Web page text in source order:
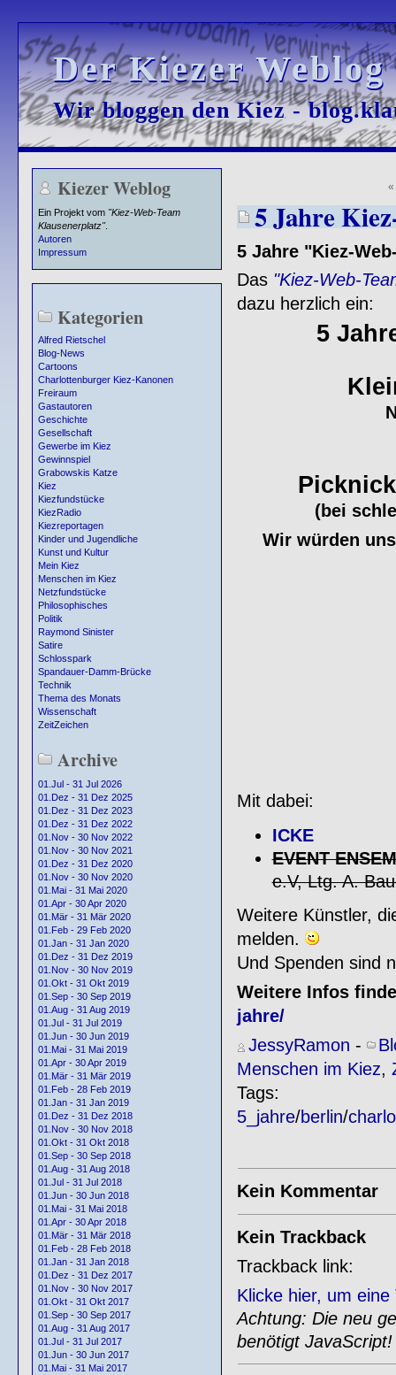
Der Kiezer
Der Kiezer
Wir bloggen den Kiez -
Wir bloggen den Kiez -
Kiezer Weblog
Ein Projekt vom "Kiez-Web-Team
Klausenerplatz".
Autoren
Impressum
Kategorien
Alfred Rietschel
Blog-News
Cartoons
Charlottenburger Kiez-Kanonen
Freiraum
Gastautoren
Geschichte
Gesellschaft
Gewerbe im Kiez
Gewinnspiel
Grabowskis Katze
Kiez
Kiezfundstücke
KiezRadio
Kiezreportagen
Kinder und Jugendliche
Kunst und Kultur
Mein Kiez
Menschen im Kiez
Netzfundstücke
Philosophisches
Politik
Raymond Sinister
Satire
Schlosspark
Spandauer-Damm-Brücke
Technik
Thema des Monats
Wissenschaft
ZeitZeichen
Archive
01.Jul - 31 Jul 2026
01.Dez - 31 Dez 2025
01.Dez - 31 Dez 2023
01.Dez - 31 Dez 2022
01.Nov - 30 Nov 2022
01.Nov - 30 Nov 2021
01.Dez - 31 Dez 2020
01.Nov - 30 Nov 2020
01.Mai - 31 Mai 2020
01.Apr - 30 Apr 2020
01.Mär - 31 Mär 2020
01.Feb - 29 Feb 2020
01.Jan - 31 Jan 2020
01.Dez - 31 Dez 2019
01.Nov - 30 Nov 2019
01.Okt - 31 Okt 2019
01.Sep - 30 Sep 2019
01.Aug - 31 Aug 2019
01.Jul - 31 Jul 2019
01.Jun - 30 Jun 2019
01.Mai - 31 Mai 2019
01.Apr - 30 Apr 2019
01.Mär - 31 Mär 2019
01.Feb - 28 Feb 2019
01.Jan - 31 Jan 2019
01.Dez - 31 Dez 2018
01.Nov - 30 Nov 2018
01.Okt - 31 Okt 2018
01.Sep - 30 Sep 2018
01.Aug - 31 Aug 2018
01.Jul - 31 Jul 2018
01.Jun - 30 Jun 2018
01.Mai - 31 Mai 2018
01.Apr - 30 Apr 2018
01.Mär - 31 Mär 2018
01.Feb - 28 Feb 2018
01.Jan - 31 Jan 2018
01.Dez - 31 Dez 2017
01.Nov - 30 Nov 2017
01.Okt - 31 Okt 2017
01.Sep - 30 Sep 2017
01.Aug - 31 Aug 2017
01.Jul - 31 Jul 2017
01.Jun - 30 Jun 2017
01.Mai - 31 Mai 2017
5 Jahre
5 Jahre "Kiez-
Das "Kiez-Web-
dazu herzlich ein:
5
(bei
Wir würden
Mit dabei:
ICKE
EVENT
e.V, Ltg. A.
Weitere Künstler,
melden.
Und Spenden sind
Weitere Infos
jahre/
JessyRamon -
Menschen im Kiez,
Tags:
5_jahre/berlin/
Kein Kommentar
Kein Trackback
Trackback link:
Klicke hier, um
Achtung: Die neu
benötigt JavaScript!